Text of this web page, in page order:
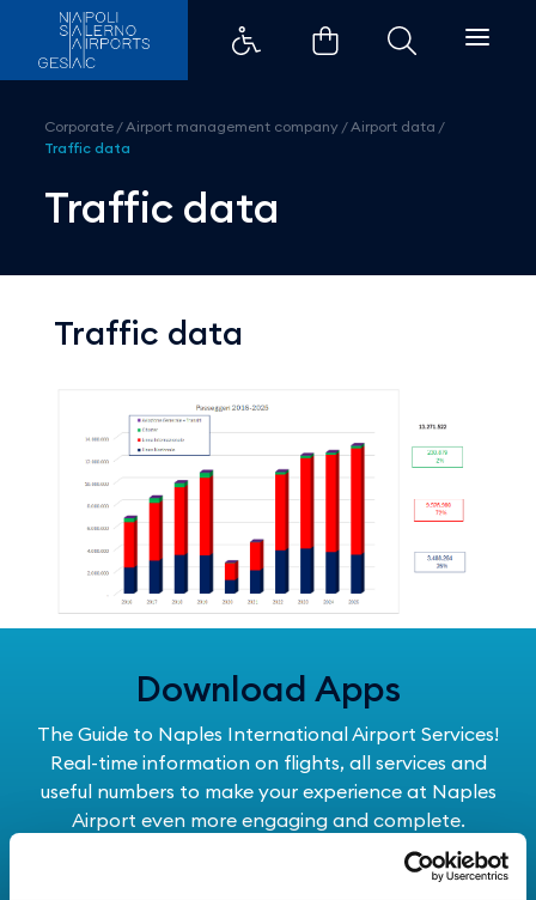
Traffic data - Aeroporti di
Corporate /Airport management company /Airport data /
Traffic data
Traffic data
Traffic data
Download Apps
The Guide to Naples International Airport Services!
Real-time information on flights, all services and
useful numbers to make your experience at Naples
Airport even more engaging and complete.